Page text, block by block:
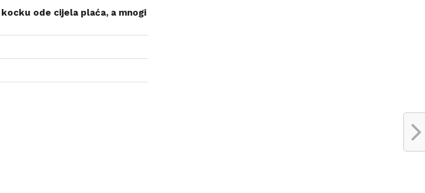
ode cijela plaća, a mnogi